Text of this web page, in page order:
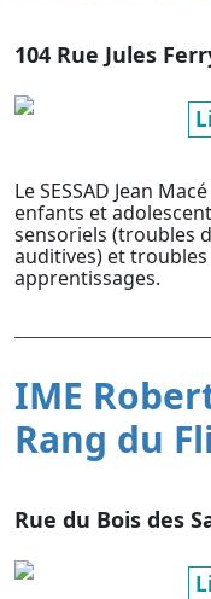
104 Rue Jules
Le SESSAD Jean
enfants et
sensoriels (troubles
auditives) et
apprentissages.
IME
Rang du
Rue du Bois des